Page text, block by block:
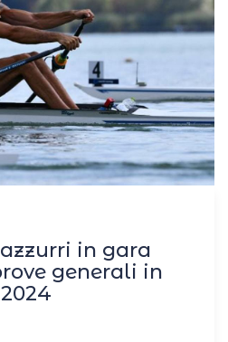
in gara
generali in